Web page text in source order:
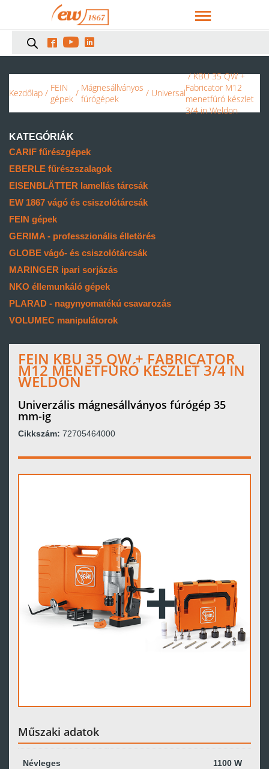
  
Kezdőlap / FEIN
gépek / Mágnesállványos
fúrógépek
/ Universal
/ KBU 35 QW +
Fabricator M12
menetfúró készlet
3/4 in Weldon
KATEGÓRIÁK
CARIF fűrészgépek
EBERLE fűrészszalagok
EISENBLÄTTER lamellás tárcsák
EW 1867 vágó és csiszolótárcsák
FEIN gépek
GERIMA - professzionális élletörés
GLOBE vágó- és csiszolótárcsák
MARINGER ipari sorjázás
NKO éllemunkáló gépek
PLARAD - nagynyomatékú csavarozás
VOLUMEC manipulátorok
FEIN KBU 35 QW + FABRICATOR
M12 MENETFÚRÓ KÉSZLET 3/4 IN
WELDON
Univerzális mágnesállványos fúrógép 35
mm-ig
Cikkszám: 72705464000
Műszaki adatok
Névleges
1100 W